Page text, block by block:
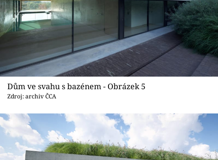
Dům ve svahu s bazénem - Obrázek 5
Zdroj: archiv ČCA